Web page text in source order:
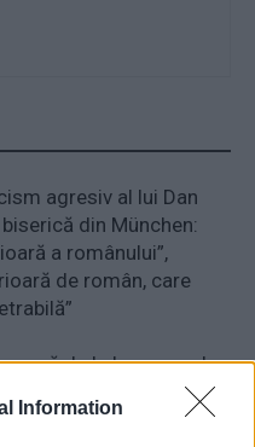
Information
agresiv al lui Dan
din München:
a românului”,
de român, care
de la lansarea de
la Chișinău:
agenți GRU, oamenii lui